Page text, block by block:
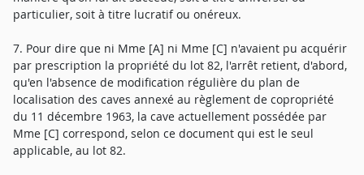
particulier, soit à titre lucratif ou onéreux.
7. Pour dire que ni Mme [A] ni Mme [C] n'avaient pu acquérir
par prescription la propriété du lot 82, l'arrêt retient, d'abord,
qu'en l'absence de modification régulière du plan de
localisation des caves annexé au règlement de copropriété
du 11 décembre 1963, la cave actuellement possédée par
Mme [C] correspond, selon ce document qui est le seul
applicable, au lot 82.